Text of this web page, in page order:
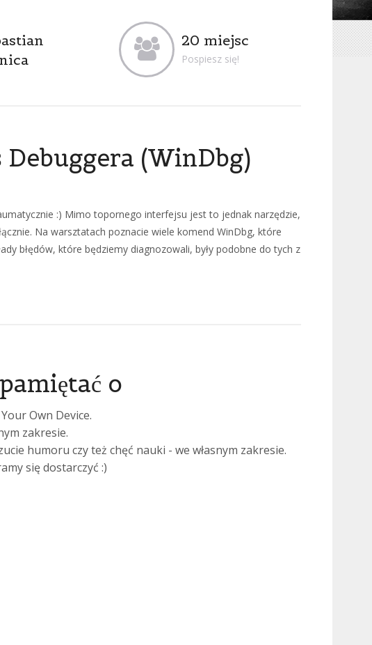
20 miejsc
Pospiesz się!
(WinDbg)
:) Mimo topornego interfejsu jest to jednak narzędzie,
Na warsztatach poznacie wiele komend WinDbg, które
błędów, które będziemy diagnozowali, były podobne do tych z
o
Own Device.
zakresie.
humoru czy też chęć nauki - we własnym zakresie.
się dostarczyć :)